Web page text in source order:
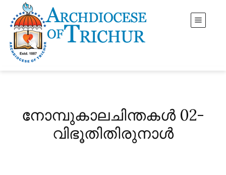
നോമ്പുകാലചിന്തകൾ 02-
വിഭൂതിതിരുനാൾ